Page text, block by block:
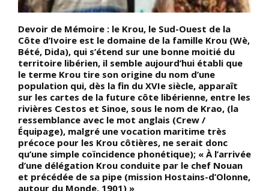
Devoir de Mémoire : le Krou, le Sud-Ouest de la
Côte d’Ivoire est le domaine de la famille Krou (Wè,
Bété, Dida), qui s’étend sur une bonne moitié du
territoire libérien, il semble aujourd’hui établi que
le terme Krou tire son origine du nom d’une
population qui, dès la fin du XVIe siècle, apparaît
sur les cartes de la future côte libérienne, entre les
rivières Cestos et Sinoe, sous le nom de Krao, (la
ressemblance avec le mot anglais (Crew /
Équipage), malgré une vocation maritime très
précoce pour les Krou côtières, ne serait donc
qu’une simple coïncidence phonétique); « À l’arrivée
d’une délégation Krou conduite par le chef Nouan
et précédée de sa pipe (mission Hostains-d’Olonne,
autour du Monde, 1901) »